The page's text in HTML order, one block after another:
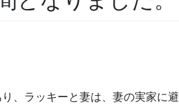
、ラッキーと妻は、妻の実家に避